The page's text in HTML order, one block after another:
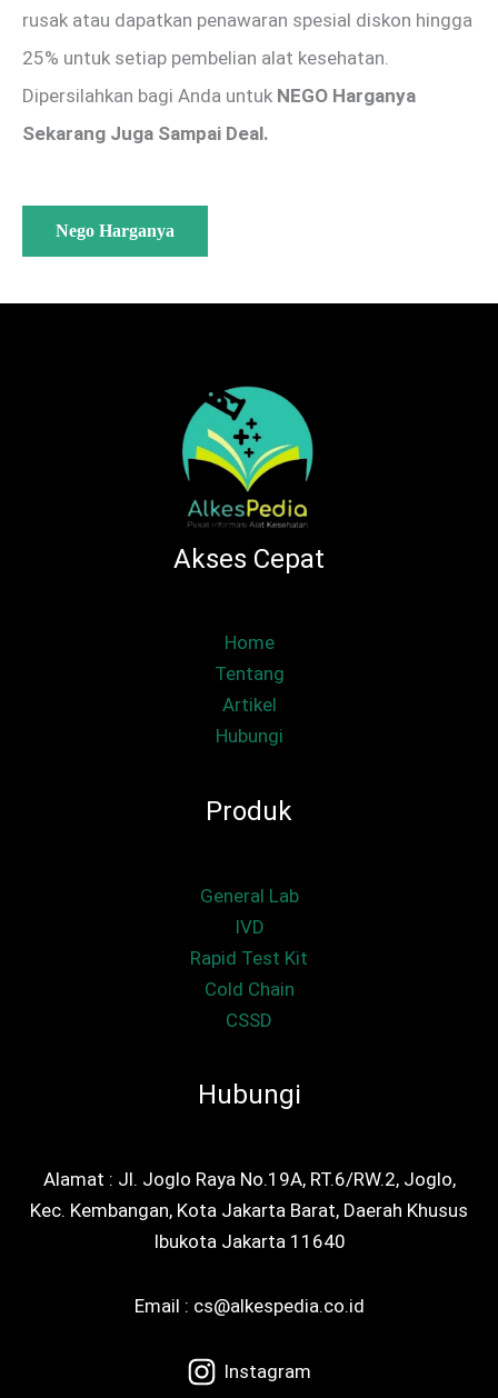
rusak atau dapatkan penawaran spesial diskon hingga
25% untuk setiap pembelian alat kesehatan.
Dipersilahkan bagi Anda untuk NEGO Harganya
Sekarang Juga Sampai Deal.
Nego Harganya
Akses Cepat
Home
Tentang
Artikel
Hubungi
Produk
General Lab
IVD
Rapid Test Kit
Cold Chain
CSSD
Hubungi
Alamat : Jl. Joglo Raya No.19A, RT.6/RW.2, Joglo,
Kec. Kembangan, Kota Jakarta Barat, Daerah Khusus
Ibukota Jakarta 11640
Email : cs@alkespedia.co.id
Instagram